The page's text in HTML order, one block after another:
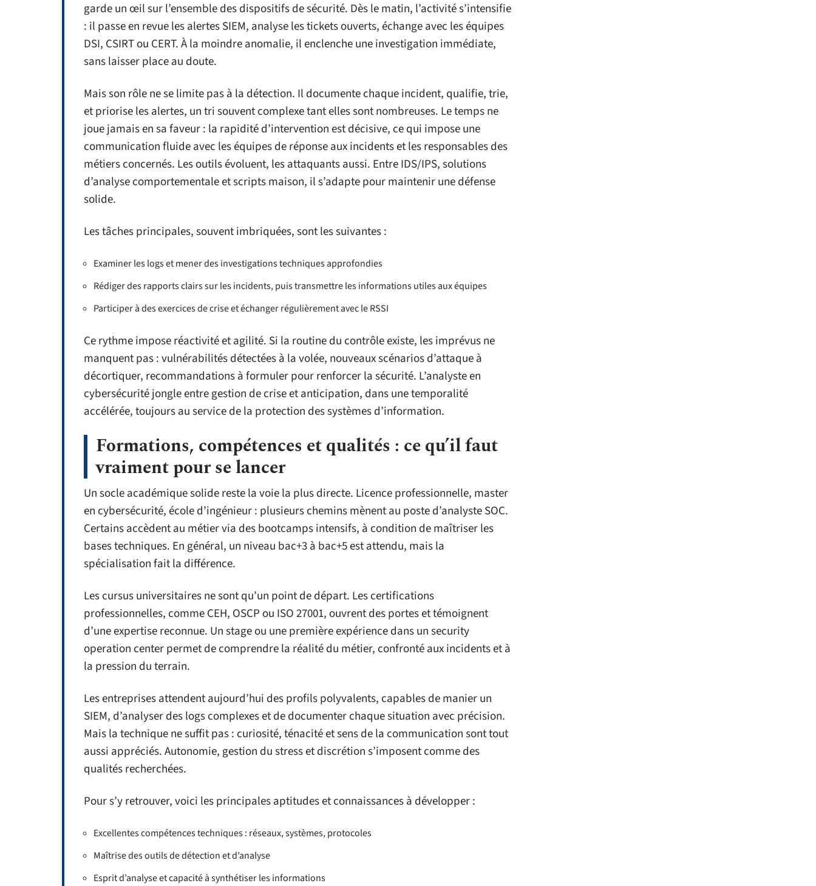
garde un œil sur l’ensemble des dispositifs de sécurité. Dès le matin, l’activité s’intensifie
: il passe en revue les alertes SIEM, analyse les tickets ouverts, échange avec les équipes
DSI, CSIRT ou CERT. À la moindre anomalie, il enclenche une investigation immédiate,
sans laisser place au doute.
Mais son rôle ne se limite pas à la détection. Il documente chaque incident, qualifie, trie,
et priorise les alertes, un tri souvent complexe tant elles sont nombreuses. Le temps ne
joue jamais en sa faveur : la rapidité d’intervention est décisive, ce qui impose une
communication fluide avec les équipes de réponse aux incidents et les responsables des
métiers concernés. Les outils évoluent, les attaquants aussi. Entre IDS/IPS, solutions
d’analyse comportementale et scripts maison, il s’adapte pour maintenir une défense
solide.
Les tâches principales, souvent imbriquées, sont les suivantes :
Examiner les logs et mener des investigations techniques approfondies
Rédiger des rapports clairs sur les incidents, puis transmettre les informations utiles aux équipes
Participer à des exercices de crise et échanger régulièrement avec le RSSI
Ce rythme impose réactivité et agilité. Si la routine du contrôle existe, les imprévus ne
manquent pas : vulnérabilités détectées à la volée, nouveaux scénarios d’attaque à
décortiquer, recommandations à formuler pour renforcer la sécurité. L’analyste en
cybersécurité jongle entre gestion de crise et anticipation, dans une temporalité
accélérée, toujours au service de la protection des systèmes d’information.
Formations, compétences et qualités : ce qu’il faut
vraiment pour se lancer
Un socle académique solide reste la voie la plus directe. Licence professionnelle, master
en cybersécurité, école d’ingénieur : plusieurs chemins mènent au poste d’analyste SOC.
Certains accèdent au métier via des bootcamps intensifs, à condition de maîtriser les
bases techniques. En général, un niveau bac+3 à bac+5 est attendu, mais la
spécialisation fait la différence.
Les cursus universitaires ne sont qu’un point de départ. Les certifications
professionnelles, comme CEH, OSCP ou ISO 27001, ouvrent des portes et témoignent
d’une expertise reconnue. Un stage ou une première expérience dans un security
operation center permet de comprendre la réalité du métier, confronté aux incidents et à
la pression du terrain.
Les entreprises attendent aujourd’hui des profils polyvalents, capables de manier un
SIEM, d’analyser des logs complexes et de documenter chaque situation avec précision.
Mais la technique ne suffit pas : curiosité, ténacité et sens de la communication sont tout
aussi appréciés. Autonomie, gestion du stress et discrétion s’imposent comme des
qualités recherchées.
Pour s’y retrouver, voici les principales aptitudes et connaissances à développer :
Excellentes compétences techniques : réseaux, systèmes, protocoles
Maîtrise des outils de détection et d’analyse
Esprit d’analyse et capacité à synthétiser les informations